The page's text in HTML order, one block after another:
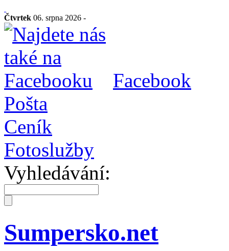
Čtvrtek 06. srpna 2026 -
Facebook
Pošta
Ceník
Fotoslužby
Vyhledávání:
Sumpersko.net